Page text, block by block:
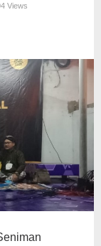
Views